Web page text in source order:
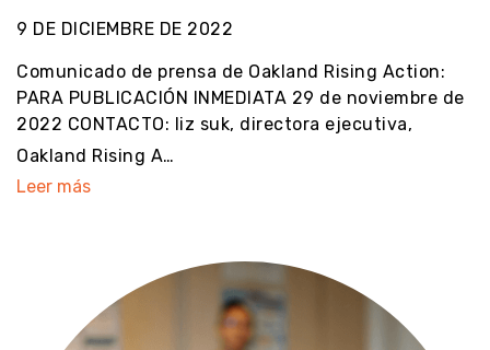
9 DE DICIEMBRE DE 2022
Comunicado de prensa de Oakland Rising Action:
PARA PUBLICACIÓN INMEDIATA 29 de noviembre de
2022 CONTACTO: liz suk, directora ejecutiva,
Oakland Rising A…
Leer más